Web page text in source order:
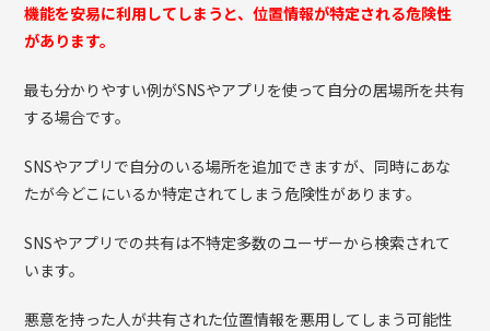
機能を安易に利用してしまうと、位置情報が特定される危険性
があります。
最も分かりやすい例がSNSやアプリを使って自分の居場所を共有
する場合です。
SNSやアプリで自分のいる場所を追加できますが、同時にあな
たが今どこにいるか特定されてしまう危険性があります。
SNSやアプリでの共有は不特定多数のユーザーから検索されて
います。
悪意を持った人が共有された位置情報を悪用してしまう可能性